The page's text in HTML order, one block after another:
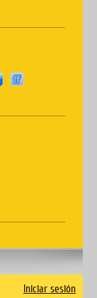
Iniciar sesión